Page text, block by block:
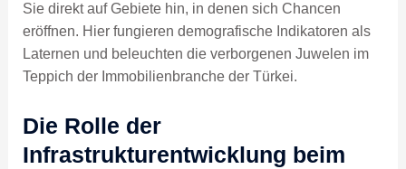
Sie direkt auf Gebiete hin, in denen sich Chancen
eröffnen. Hier fungieren demografische Indikatoren als
Laternen und beleuchten die verborgenen Juwelen im
Teppich der Immobilienbranche der Türkei.
Die Rolle der
Infrastrukturentwicklung beim